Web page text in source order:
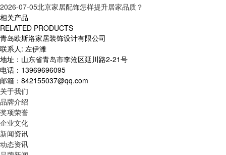
2026-07-05北京家居配饰怎样提升居家品质？
相关产品
RELATED PRODUCTS
青岛欧斯洛家居装饰设计有限公司
联系人: 左伊潍
地址：山东省青岛市李沧区延川路2-21号
电话：13969696095
邮箱：842155037@qq.com
关于我们
品牌介绍
奖项荣誉
企业文化
新闻资讯
动态资讯